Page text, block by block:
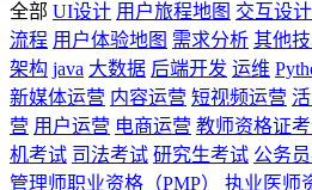
全部 UI设计 用户旅程地图 交互设计
流程 用户体验地图 需求分析 其他
架构 java 大数据 后端开发 运维
新媒体运营 内容运营 短视频运营
营 用户运营 电商运营 教师资格证
机考试 司法考试 研究生考试 公务
管理师职业资格（PMP）
执业医师